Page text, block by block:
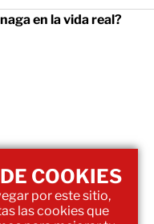
en la vida real?
COOKIES
por este sitio,
las cookies que